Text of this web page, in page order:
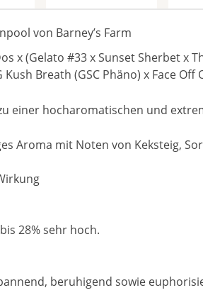
von Barney’s Farm
x (Gelato #33 x Sunset Sherbet x
Breath (GSC Phäno) x Face
einer hocharomatischen und
Aroma mit Noten von Keksteig,
28% sehr hoch.
beruhigend sowie